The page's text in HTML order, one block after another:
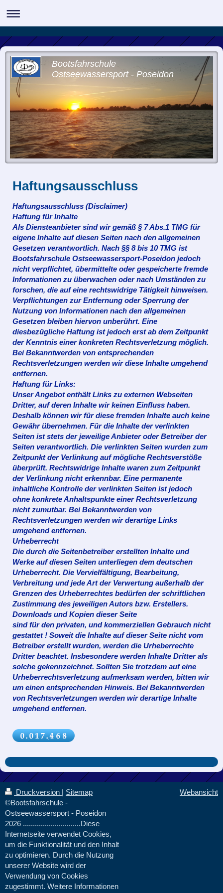
Bootsfahrschule
Ostseewassersport - Poseidon
Haftungsausschluss
Haftungsausschluss (Disclaimer)
Haftung für Inhalte
Als Diensteanbieter sind wir gemäß § 7 Abs.1 TMG für
eigene Inhalte auf diesen Seiten nach den allgemeinen
Gesetzen verantwortlich. Nach §§ 8 bis 10 TMG ist
Bootsfahrschule Ostseewassersport-Poseidon jedoch
nicht verpflichtet, übermittelte oder gespeicherte fremde
Informationen zu überwachen oder nach Umständen zu
forschen, die auf eine rechtswidrige Tätigkeit hinweisen.
Verpflichtungen zur Entfernung oder Sperrung der
Nutzung von Informationen nach den allgemeinen
Gesetzen bleiben hiervon unberührt. Eine
diesbezügliche Haftung ist jedoch erst ab dem Zeitpunkt
der Kenntnis einer konkreten Rechtsverletzung möglich.
Bei Bekanntwerden von entsprechenden
Rechtsverletzungen werden wir diese Inhalte umgehend
entfernen.
Haftung für Links:
Unser Angebot enthält Links zu externen Webseiten
Dritter, auf deren Inhalte wir keinen Einfluss haben.
Deshalb können wir für diese fremden Inhalte auch keine
Gewähr übernehmen. Für die Inhalte der verlinkten
Seiten ist stets der jeweilige Anbieter oder Betreiber der
Seiten verantwortlich. Die verlinkten Seiten wurden zum
Zeitpunkt der Verlinkung auf mögliche Rechtsverstöße
überprüft. Rechtswidrige Inhalte waren zum Zeitpunkt
der Verlinkung nicht erkennbar. Eine permanente
inhaltliche Kontrolle der verlinkten Seiten ist jedoch
ohne konkrete Anhaltspunkte einer Rechtsverletzung
nicht zumutbar. Bei Bekanntwerden von
Rechtsverletzungen werden wir derartige Links
umgehend entfernen.
Urheberrecht
Die durch die Seitenbetreiber erstellten Inhalte und
Werke auf diesen Seiten unterliegen dem deutschen
Urheberrecht. Die Vervielfältigung, Bearbeitung,
Verbreitung und jede Art der Verwertung außerhalb der
Grenzen des Urheberrechtes bedürfen der schriftlichen
Zustimmung des jeweiligen Autors bzw. Erstellers.
Downloads und Kopien dieser Seite
sind für den privaten, und kommerziellen Gebrauch nicht
gestattet ! Soweit die Inhalte auf dieser Seite nicht vom
Betreiber erstellt wurden, werden die Urheberrechte
Dritter beachtet. Insbesondere werden Inhalte Dritter als
solche gekennzeichnet. Sollten Sie trotzdem auf eine
Urheberrechtsverletzung aufmerksam werden, bitten wir
um einen entsprechenden Hinweis. Bei Bekanntwerden
von Rechtsverletzungen werden wir derartige Inhalte
umgehend entfernen.
Druckversion
Sitemap
©Bootsfahrschule -
Ostseewassersport - Poseidon
2026 .............................Diese
Internetseite verwendet Cookies,
um die Funktionalität und den Inhalt
zu optimieren. Durch die Nutzung
unserer Website wird der
Verwendung von Cookies
zugestimmt. Weitere Informationen
Webansicht